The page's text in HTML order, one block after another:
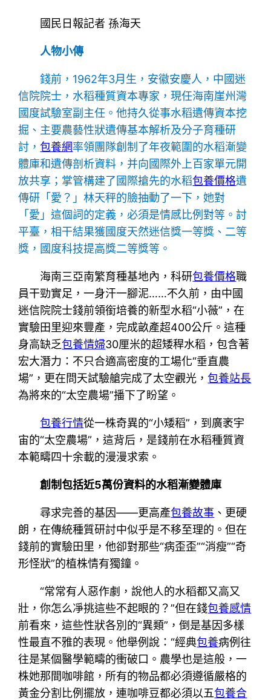
國民日報記者 孫海天
人物小傳
錢前，1962年3月生，安徽安慶人，中國迷
信院院士，水稻種質資本專家，現任海南崖州灣
國度試驗室副主任。他持久從事水稻遺傳資本挖
掘、主要農藝性狀遺傳基本解析及分子育種研
討，包養網率領團隊創制了年夜範圍的水稻漸變
體庫和遺傳剖析資料，并向國際外上百家單元開
放共享；掌管構建了國際搶先的水稻包養價格遺
傳研「愛？」林天秤的臉抽動了一下，她對
「愛」這個詞的定義，必須是情感比例對等。討
平臺，相干結果獲國度天然迷信獎一等獎、二等
獎，國度科技提高獎二等獎等。
海南三亞南繁育種基地內，科研包養價格職
員干勁實足，一身汗一腳泥……不久前，由中國
迷信院院士錢前領銜培養的新型水稻“小薇”，在
實驗田里迎來豐產，完成畝產超400公斤。這種
身高缺乏包養情婦30厘米的超矮稈水稻，包含著
宏大潛力：不只合適高密度的工場化“垂直農
場”，更在問天試驗艙完成了太空觀光，包養站長
為將來的“太空農場”播下了盼望。
包養行情從一株奇異的“小矮稻”，到廣袤宇
宙的“太空農場”，這背后，是錢前在水稻種質資
本範疇四十余載的漫漫求索。
創制包括近5萬份資料的水稻漸變體庫
尋求完善的基因——更高產包養故事 、更硬
朗，在傳統種質研討中似乎是不移至理的。但在
錢前的實驗田里，他卻對那些“病歪歪”“消瘦”“奇
形怪狀”的植株情有獨鐘。
“常常有人惡作劇，說他人的水稻都又高又
壯，你怎么凈挑這些不起眼的？”但在錢包養感情
前看來，這些性狀各別的“異類”，倒是基因多樣
性最直不雅的表現。他舉例說：“經典包養病例往
往是某個醫學範疇的衝破口。農學也是這般，一
株她那間咖啡館，所有的物品都必須遵循嚴格的
黃金分割比例擺放，連咖啡豆都必須以五包養合